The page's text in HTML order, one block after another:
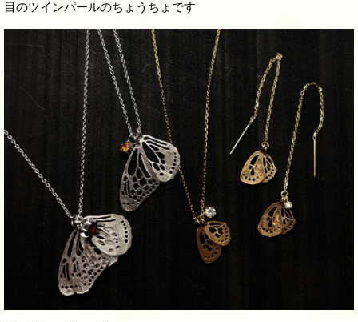
目のツインパールのちょうちょです